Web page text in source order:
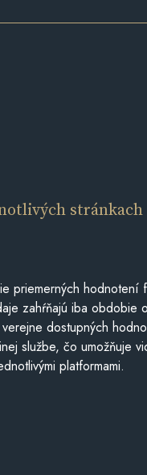
stránkach
priemerných hodnotení
zahŕňajú iba obdobie
dostupných
službe, čo umožňuje
platformami.